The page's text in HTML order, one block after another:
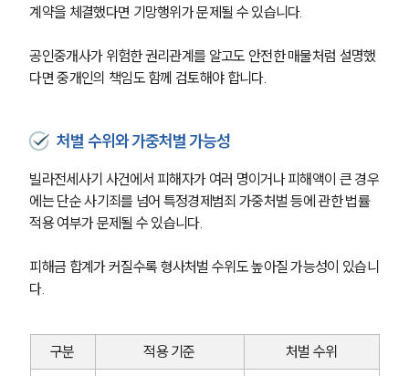
계약을 체결했다면 기망행위가 문제될 수 있습니다.
공인중개사가 위험한 권리관계를 알고도 안전한 매물처럼 설명했
다면 중개인의 책임도 함께 검토해야 합니다.
처벌 수위와 가중처벌 가능성
빌라전세사기 사건에서 피해자가 여러 명이거나 피해액이 큰 경우
에는 단순 사기죄를 넘어 특정경제범죄 가중처벌 등에 관한 법률
적용 여부가 문제될 수 있습니다.
피해금 합계가 커질수록 형사처벌 수위도 높아질 가능성이 있습니
다.
구분 적용 기준 처벌 수위